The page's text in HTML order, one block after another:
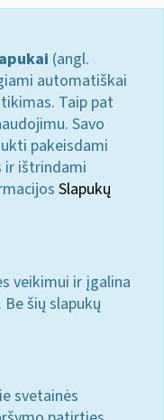
(angl.
automatiškai
Taip pat
Savo
pakeisdami
ir ištrindami
Slapukų
veikimui ir įgalina
šių slapukų
svetainės